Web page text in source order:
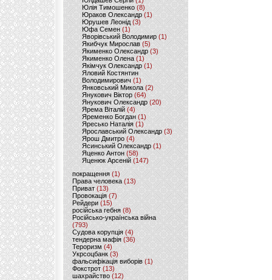
Юлія Тимошенко (8)
Юраков Олександр (1)
Юрушев Леонід (3)
Юфа Семен (1)
Яворівський Володимир (1)
Якибчук Мирослав (5)
Якименко Олександр (3)
Якименко Олена(1)
Якімчук Олександр (1)
Яловий Костянтин
Володимирович (1)
Янковський Микола(2)
Янукович Віктор (64)
Янукович Олександр(20)
Ярема Віталій(4)
Яременко Богдан(1)
Яресько Наталія(1)
Ярославський Олександр (3)
Ярош Дмитро (4)
Ясинський Олександр (1)
Яценко Антон(58)
Яценюк Арсеній (147)
покращення (1)
Права человека(13)
Приват (13)
Провокація (7)
Рейдери (15)
російська гебня (8)
Російсько-українська війна
(793)
Судова корупція (4)
тендерна мафія (36)
Тероризм (4)
Укрсоцбанк (3)
фальсифікація виборів (1)
Фокстрот(13)
шахрайство (12)